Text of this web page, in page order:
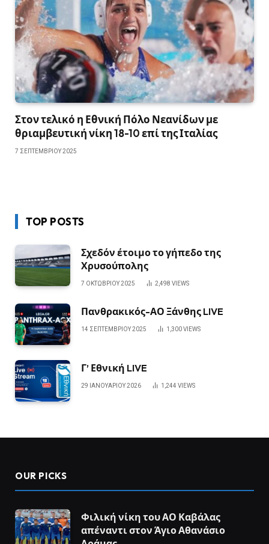
Στον τελικό η Εθνική Πόλο Νεανίδων με
θριαμβευτική νίκη 18-10 επί της Ιταλίας
7 ΣΕΠΤΕΜΒΡΊΟΥ 2025
TOP POSTS
Σχεδόν έτοιμο το γήπεδο της
Χρυσούπολης
7 ΟΚΤΩΒΡΊΟΥ 2025 2,498 VIEWS
Πανθρακικός-ΑΟ Ξάνθης LIVE
14 ΣΕΠΤΕΜΒΡΊΟΥ 2025 1,300VIEWS
Γ’ Εθνική LIVE
29 ΙΑΝΟΥΑΡΊΟΥ 2026 1,244 VIEWS
OUR PICKS
Φιλική νίκη του ΑΟ Καβάλας
απέναντι στον Άγιο Αθανάσιο